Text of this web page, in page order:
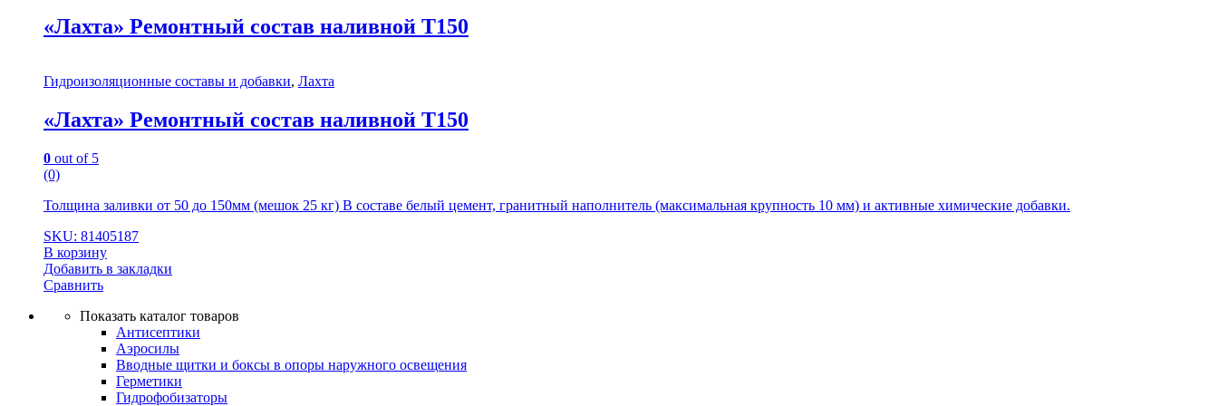
«Лахта» Ремонтный состав наливной Т150
Гидроизоляционные составы и добавки, Лахта
«Лахта» Ремонтный состав наливной Т150
0 out of 5
(0)
Толщина заливки от 50 до 150мм (мешок 25 кг) В составе белый цемент, гранитный наполнитель (максимальная крупность 10 мм) и активные химические добавки.
SKU: 81405187
В корзину
Добавить в закладки
Сравнить
Показать каталог товаров
Антисептики
Аэросилы
Вводные щитки и боксы в опоры наружного освещения
Герметики
Гидрофобизаторы